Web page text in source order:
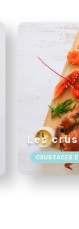
Les
CRUSTACÉS